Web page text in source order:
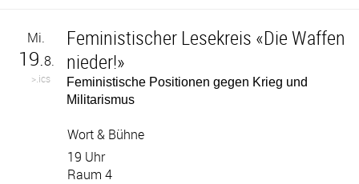
Mi.
19.8.
>.ics
Feministischer Lesekreis «Die Waffen
nieder!»
Feministische Positionen gegen Krieg und
Militarismus
Wort & Bühne
19 Uhr
Raum 4